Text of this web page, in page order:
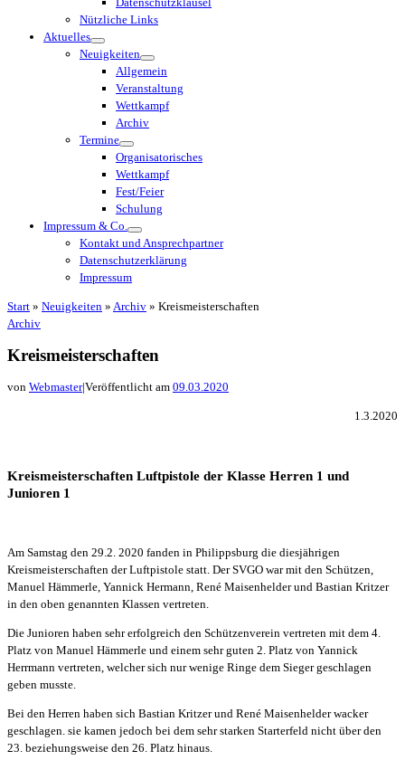
Nützliche Links
Aktuelles
Neuigkeiten
Allgemein
Veranstaltung
Wettkampf
Archiv
Termine
Organisatorisches
Wettkampf
Fest/Feier
Schulung
Impressum & Co.
Kontakt und Ansprechpartner
Datenschutzerklärung
Impressum
Start » Neuigkeiten » Archiv » Kreismeisterschaften
Archiv
Kreismeisterschaften
von Webmaster|Veröffentlicht am 09.03.2020
1.3.2020
Kreismeisterschaften Luftpistole der Klasse Herren 1 und
Junioren 1
Am Samstag den 29.2. 2020 fanden in Philippsburg die diesjährigen
Kreismeisterschaften der Luftpistole statt. Der SVGO war mit den Schützen,
Manuel Hämmerle, Yannick Hermann, René Maisenhelder und Bastian Kritzer
in den oben genannten Klassen vertreten.
Die Junioren haben sehr erfolgreich den Schützenverein vertreten mit dem 4.
Platz von Manuel Hämmerle und einem sehr guten 2. Platz von Yannick
Herrmann vertreten, welcher sich nur wenige Ringe dem Sieger geschlagen
geben musste.
Bei den Herren haben sich Bastian Kritzer und René Maisenhelder wacker
geschlagen. sie kamen jedoch bei dem sehr starken Starterfeld nicht über den
23. beziehungsweise den 26. Platz hinaus.